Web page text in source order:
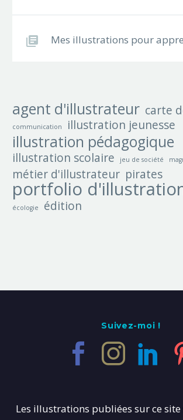
Mes illustrations pour
agent d'illustrateur carte
communication illustration jeunesse
illustration pédagogique
illustration scolaire jeu de société
métier d'illustrateur pirates
portfolio
écologie édition
Suivez-moi !
Les illustrations publiées sur ce